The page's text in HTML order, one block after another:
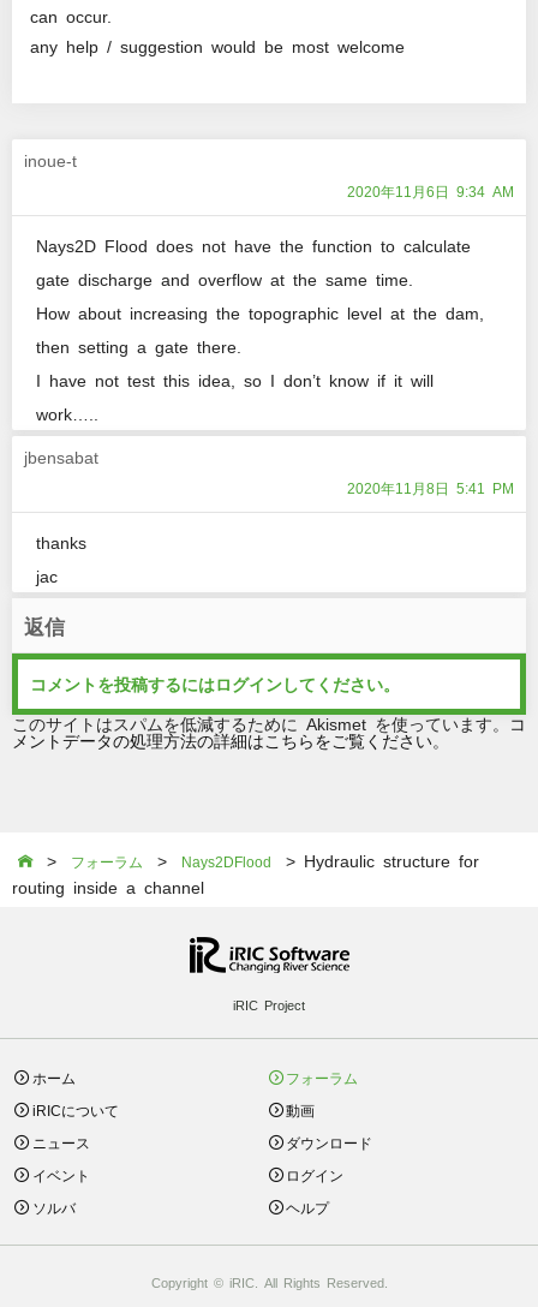
can occur.
any help / suggestion would be most welcome
inoue-t
2020年11月6日 9:34 AM
Nays2D Flood does not have the function to calculate
gate discharge and overflow at the same time.
How about increasing the topographic level at the dam,
then setting a gate there.
I have not test this idea, so I don’t know if it will
work…..
jbensabat
2020年11月8日 5:41 PM
thanks
jac
返信
コメントを投稿するにはログイン してください。
このサイトはスパムを低減するために Akismet を使っています。
コ
メントデータの処理方法の詳細はこちらをご覧ください
 > フォーラム > Nays2DFlood
> Hydraulic structure for
routing inside a channel
iRIC Project
ホーム
iRICについて
ニュース
イベント
ソルバ
フォーラム
動画
ダウンロード
ログイン
ヘルプ
Copyright © iRIC. All Rights Reserved.